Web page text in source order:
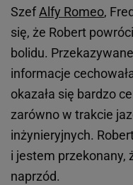
SzefAlfy Romeo,
się, że Robert
bolidu.
informacje
okazała się bardzo
zarówno w trakcie
inżynieryjnych.
i jestem przekonany,
naprzód.